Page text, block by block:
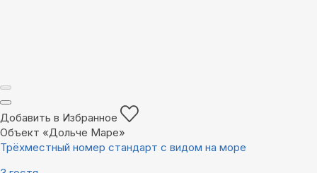
Добавить в Избранное
Объект «Дольче Маре»
Трёхместный номер стандарт с видом на море